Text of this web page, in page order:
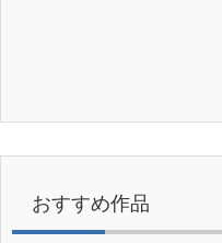
おすすめ作品